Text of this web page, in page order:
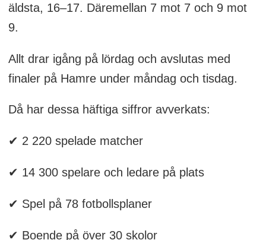
äldsta, 16–17. Däremellan 7 mot 7 och 9 mot
9.
Allt drar igång på lördag och avslutas med
finaler på Hamre under måndag och tisdag.
Då har dessa häftiga siffror avverkats:
✔ 2 220 spelade matcher
✔ 14 300 spelare och ledare på plats
✔ Spel på 78 fotbollsplaner
✔ Boende på över 30 skolor